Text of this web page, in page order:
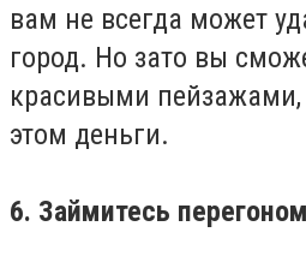
вам не всегда может
город. Но зато вы
красивыми пейзажами,
этом деньги.
6. Займитесь